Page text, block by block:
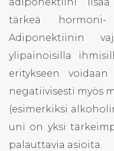
tärkeä hormoni-
Adiponektiinin
ylipainoisilla
eritykseen
negatiivisesti myös
(esimerkiksi
uni on yksi
palauttavia asioita.